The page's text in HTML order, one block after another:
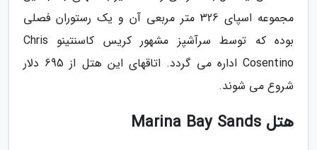
مجموعه اسپای 326 متر مربعی آن و یک رستوران فصلی
بوده که توسط سرآشپز مشهور کریس کاسنتینو Chris
Cosentino اداره می گردد. اتاقهای این هتل از 695 دلار
شروع می شوند.
هتل Marina Bay Sands